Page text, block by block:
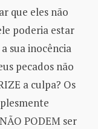
que eles não
poderia estar
sua inocência
pecados não
a culpa? Os
PODEM ser